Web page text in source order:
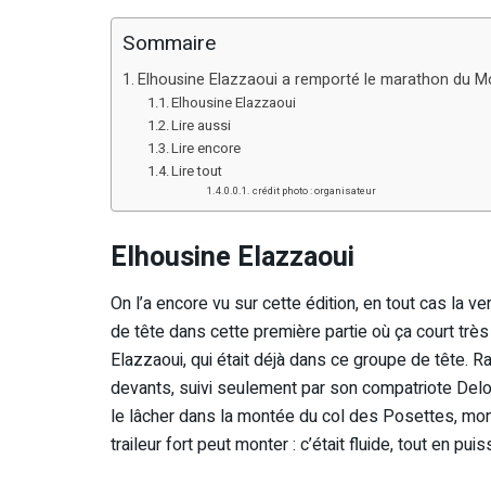
Sommaire
Elhousine Elazzaoui a remporté le marathon du
Elhousine Elazzaoui
Lire aussi
Lire encore
Lire tout
crédit photo : organisateur
Elhousine Elazzaoui
On l’a encore vu sur cette édition, en tout cas la
de tête dans cette première partie où ça court
Elazzaoui, qui était déjà dans ce groupe de tête.
devants, suivi seulement par son compatriote
le lâcher dans la montée du col des Posettes,
traileur fort peut monter : c’était fluide, tout en